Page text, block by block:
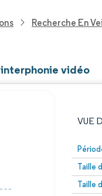
Recherche En
vidéo
VUE
Taille
Taille